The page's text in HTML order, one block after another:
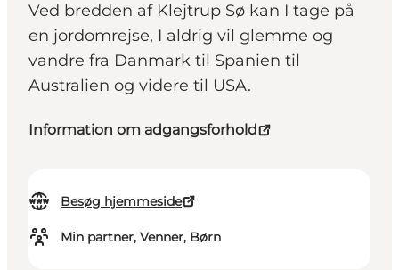
Ved bredden af Klejtrup Sø kan I tage på
en jordomrejse, I aldrig vil glemme og
vandre fra Danmark til Spanien til
Australien og videre til USA.
Information om adgangsforhold
Besøg hjemmeside
Min partner, Venner, Børn